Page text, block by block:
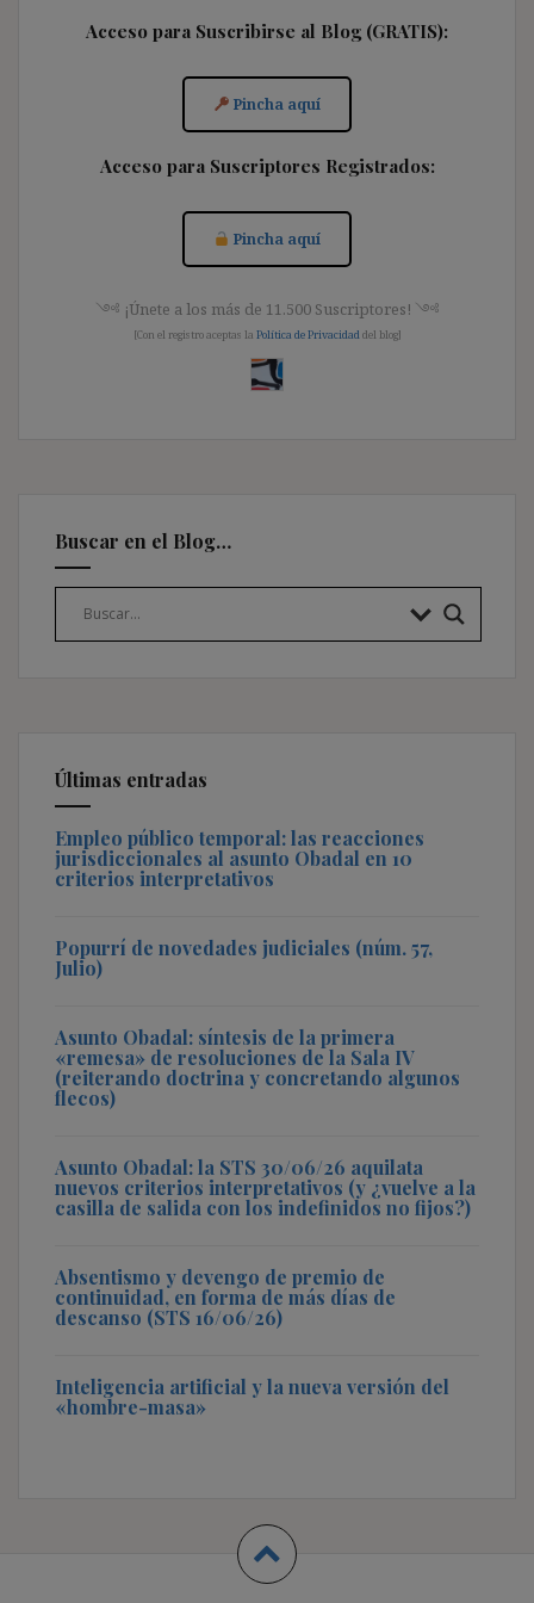
Acceso para Suscribirse al Blog (GRATIS):
Pincha aquí
Acceso para Suscriptores Registrados:
Pincha aquí
༺ ¡Únete a los más de 11.500 Suscriptores! ༺
[Con el registro aceptas la Política de Privacidad del blog]
Buscar en el Blog…
Últimas entradas
Empleo público temporal: las reacciones
jurisdiccionales al asunto Obadal en 10
criterios interpretativos
Popurrí de novedades judiciales (núm. 57,
Julio)
Asunto Obadal: síntesis de la primera
«remesa» de resoluciones de la Sala IV
(reiterando doctrina y concretando algunos
flecos)
Asunto Obadal: la STS 30/06/26 aquilata
nuevos criterios interpretativos (y ¿vuelve a la
casilla de salida con los indefinidos no fijos?)
Absentismo y devengo de premio de
continuidad, en forma de más días de
descanso (STS 16/06/26)
Inteligencia artificial y la nueva versión del
«hombre-masa»